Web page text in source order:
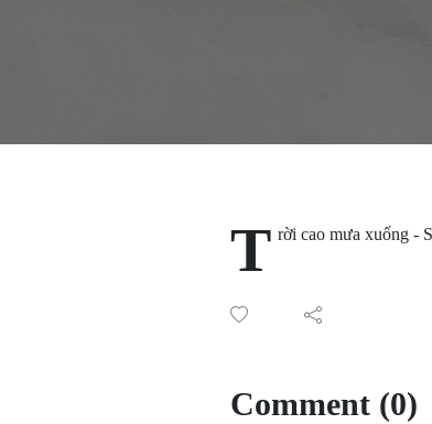
T rời cao mưa xuống -
Comment (0)